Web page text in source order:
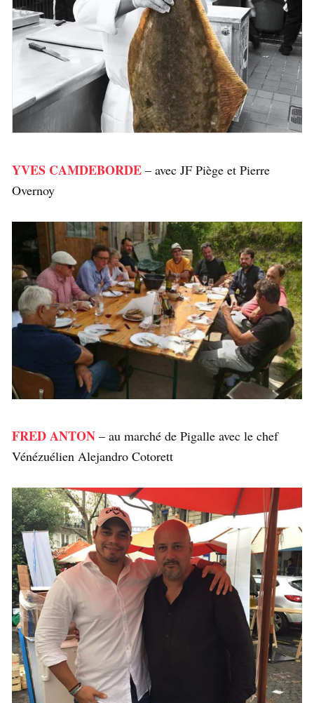
YVES CAMDEBORDE – avec JF Piège et Pierre
Overnoy
FRED ANTON – au marché de Pigalle avec le chef
Vénézuélien Alejandro Cotorett